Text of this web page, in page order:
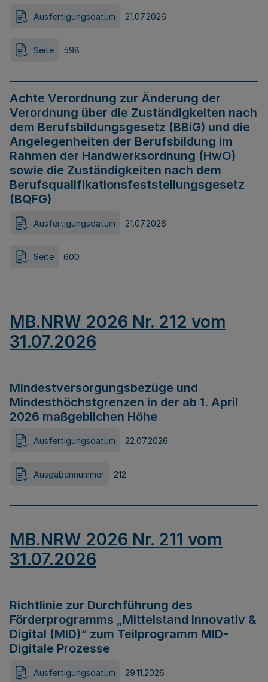
Ausfertigungsdatum 21.07.2026
Seite 598
Achte Verordnung zur Änderung der
Verordnung über die Zuständigkeiten nach
dem Berufsbildungsgesetz (BBiG) und die
Angelegenheiten der Berufsbildung im
Rahmen der Handwerksordnung (HwO)
sowie die Zuständigkeiten nach dem
Berufsqualifikationsfeststellungsgesetz
(BQFG)
Ausfertigungsdatum 21.07.2026
Seite 600
MB.NRW 2026 Nr. 212 vom
31.07.2026
Mindestversorgungsbezüge und
Mindesthöchstgrenzen in der ab 1. April
2026 maßgeblichen Höhe
Ausfertigungsdatum 22.07.2026
Ausgabennummer 212
MB.NRW 2026 Nr. 211 vom
31.07.2026
Richtlinie zur Durchführung des
Förderprogramms „Mittelstand Innovativ &
Digital (MID)“ zum Teilprogramm MID-
Digitale Prozesse
Ausfertigungsdatum 29.11.2026